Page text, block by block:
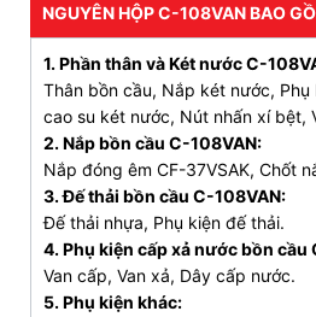
Thiết kế nhỏ gọn, phù hợp
Men sứ cao cấp chống bám
Tiết kiệm nước với công
6.0L/4.0L
Kỹ thuật xả xoáy Vortex
bay mọi vết bẩn
Nắp bệt INAXC-108VANrơi
tránh bể vỡ.
NGUYÊN HỘP C-108VAN BAO
1. Phần thân và Két nước C-
Thân bồn cầu, Nắp két nước,
cao su két nước, Nút nhấn xí bệt,
2. Nắp bồn cầu C-108VAN:
Nắp đóng êm CF-37VSAK, Chốt
3. Đế thải bồn cầu C-108VAN:
Đế thải nhựa, Phụ kiện đế thải.
4. Phụ kiện cấp xả nước bồn cầu
Van cấp, Van xả, Dây cấp nước.
5. Phụ kiện khác: